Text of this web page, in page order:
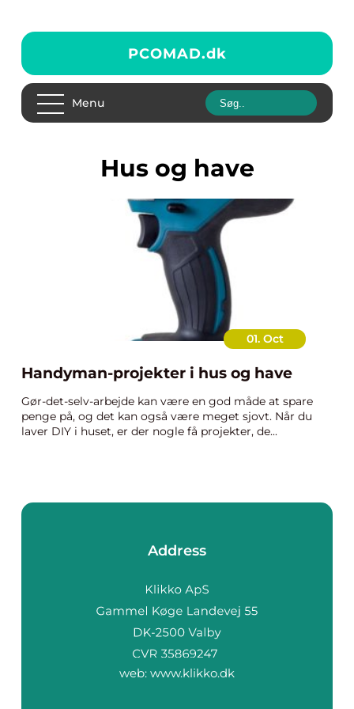
PCOMAD.dk
Menu
hus og have
01. Oct
Handyman-projekter i hus og have
Gør-det-selv-arbejde kan være en god måde at spare
penge på, og det kan også være meget sjovt. Når du
laver DIY i huset, er der nogle få projekter, de...
Address
web: www.klikko.dk